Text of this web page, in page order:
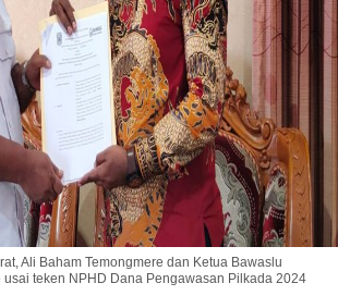
Ali Baham Temongmere dan Ketua Bawaslu
usai teken NPHD Dana Pengawasan Pilkada 2024